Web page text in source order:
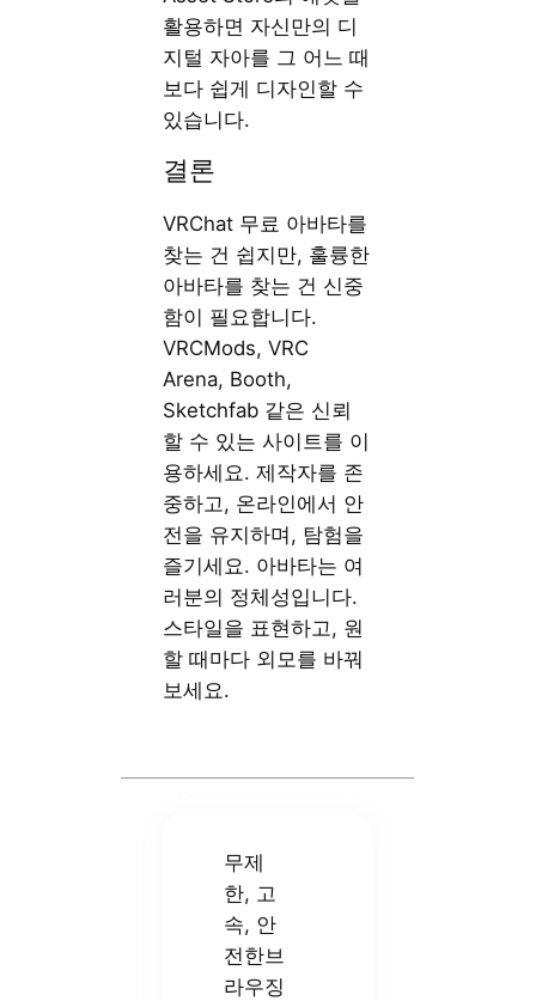
활용하면 자신만의 디
지털 자아를 그 어느 때
보다 쉽게 디자인할 수
있습니다.
결론
VRChat 무료 아바타를
찾는 건 쉽지만, 훌륭한
아바타를 찾는 건 신중
함이 필요합니다.
VRCMods, VRC
Arena, Booth,
Sketchfab 같은 신뢰
할 수 있는 사이트를 이
용하세요. 제작자를 존
중하고, 온라인에서 안
전을 유지하며, 탐험을
즐기세요. 아바타는 여
러분의 정체성입니다.
스타일을 표현하고, 원
할 때마다 외모를 바꿔
보세요.
무제
한, 고
속, 안
전한브
라우징